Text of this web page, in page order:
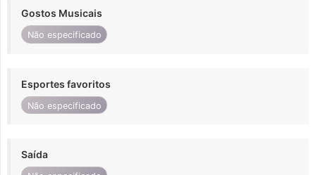
Gostos Musicais
Não especificado
Esportes favoritos
Não especificado
Saída